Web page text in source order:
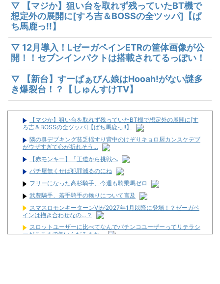
▽ 【マジか】狙い台を取れず残っていたBT機で
想定外の展開に[すろ吉＆BOSSの全ツッパ]【ぱ
ち馬鹿っ!!】
▽ 12月導入！LゼーガペインETRの筐体画像が公
開！！セブンインパクトは搭載されてるっぽい！
▽ 【新台】すーぱぁびん娘はHooah!がない謎多
き爆裂台！？【しゅんすけTV】
【マジか】狙い台を取れず残っていたBT機で想定外の展開に[す
ろ吉＆BOSSの全ツッパ]【ぱち馬鹿っ!!】
隣の臭デブキング貧乏揺すり背中のけぞりキョロ厨カンスケデブ
がウザすぎて心が折れそう…
【赤モンキー】「王道から挑戦へ
パチ屋無くせば犯罪減るのにね
フリーになった高杉騎手、今週も騎乗馬ゼロ
武豊騎手、若手騎手の捲りについて言及
スマスロモンキーターンⅥが2027年1月以降に登場！？ゼーガペ
インは抱き合わせなの…？
スロットユーザーに比べてなんでパチンコユーザーってリテラシ
ーがここまで低いんだろうか…